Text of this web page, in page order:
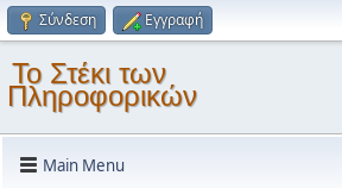
Σύνδεση Εγγραφή
Το Στέκι των
Πληροφορικών
Main Menu